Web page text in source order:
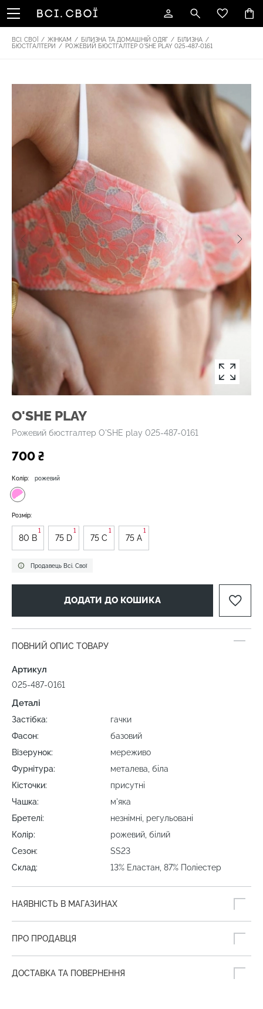
ВСІ. СВОЇ / ЖІНКАМ / БІЛИЗНА ТА ДОМАШНІЙ ОДЯГ / БІЛИЗНА /
БЮСТГАЛТЕРИ
/ РОЖЕВИЙ БЮСТГАЛТЕР O'SHE PLAY 025-487-0161
O'SHE PLAY
Рожевий бюстгалтер O'SHE play 025-487-0161
700 ₴
Продавець Всі. Свої
Колір: рожевий
Розмір:
80 B
1
75 D
1
75 C
1
75 A
1
ДОДАТИ ДО КОШИКА
ПОВНИЙ ОПИС ТОВАРУ
Артикул
025-487-0161
Деталі
Застібка:
гачки
Фасон:
базовий
Візерунок:
мереживо
Фурнітура:
металева, біла
Кісточки:
присутні
Чашка:
м'яка
Бретелі:
незнімні, регульовані
Колір:
рожевий, білий
Сезон:
SS23
Склад:
13% Еластан, 87% Поліестер
НАЯВНІСТЬ В МАГАЗИНАХ
ПРО ПРОДАВЦЯ
ДОСТАВКА ТА ПОВЕРНЕННЯ